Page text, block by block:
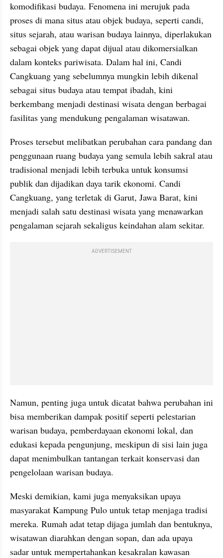
komodifikasi budaya. Fenomena ini merujuk pada
proses di mana situs atau objek budaya, seperti candi,
situs sejarah, atau warisan budaya lainnya, diperlakukan
sebagai objek yang dapat dijual atau dikomersialkan
dalam konteks pariwisata. Dalam hal ini, Candi
Cangkuang yang sebelumnya mungkin lebih dikenal
sebagai situs budaya atau tempat ibadah, kini
berkembang menjadi destinasi wisata dengan berbagai
fasilitas yang mendukung pengalaman wisatawan.
Proses tersebut melibatkan perubahan cara pandang dan
penggunaan ruang budaya yang semula lebih sakral atau
tradisional menjadi lebih terbuka untuk konsumsi
publik dan dijadikan daya tarik ekonomi. Candi
Cangkuang, yang terletak di Garut, Jawa Barat, kini
menjadi salah satu destinasi wisata yang menawarkan
pengalaman sejarah sekaligus keindahan alam sekitar.
ADVERTISEMENT
Namun, penting juga untuk dicatat bahwa perubahan ini
bisa memberikan dampak positif seperti pelestarian
warisan budaya, pemberdayaan ekonomi lokal, dan
edukasi kepada pengunjung, meskipun di sisi lain juga
dapat menimbulkan tantangan terkait konservasi dan
pengelolaan warisan budaya.
Meski demikian, kami juga menyaksikan upaya
masyarakat Kampung Pulo untuk tetap menjaga tradisi
mereka. Rumah adat tetap dijaga jumlah dan bentuknya,
wisatawan diarahkan dengan sopan, dan ada upaya
sadar untuk mempertahankan kesakralan kawasan